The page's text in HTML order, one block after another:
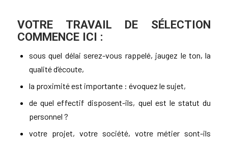
VOTRE TRAVAIL DE SÉLECTION
COMMENCE ICI :
sous quel délai serez-vous rappelé, jaugez le ton, la
qualité d’écoute,
la proximité est importante : évoquez le sujet,
de quel effectif disposent-ils, quel est le statut du
personnel ?
votre projet, votre société, votre métier sont-ils